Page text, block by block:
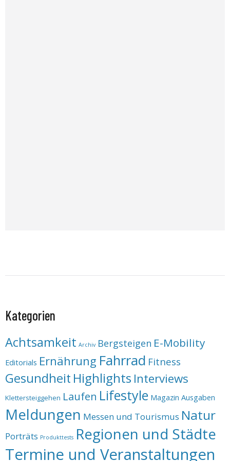
Kategorien
Achtsamkeit Archiv Bergsteigen E-Mobility
Editorials Ernährung Fahrrad Fitness
Gesundheit Highlights Interviews
Klettersteiggehen Laufen Lifestyle Magazin Ausgaben
Meldungen Messen und Tourismus Natur
Porträts Produkttests Regionen und Städte
Termine und Veranstaltungen